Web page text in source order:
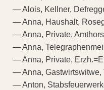
— Alois, Kellner,
— Anna, Haushalt,
— Anna, Private,
— Anna,
— Anna, Private,
— Anna, Gastwirtswitwe,
— Anton,